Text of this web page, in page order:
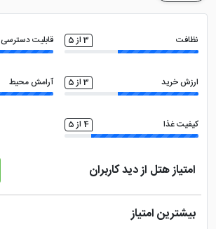
نظافت 3 از 5 قابلیت دسترسی
ارزش خرید 3 از 5 آرامش محیط
کیفیت غذا 4 از 5
امتیاز هتل از دید کاربران
بیشترین امتیاز